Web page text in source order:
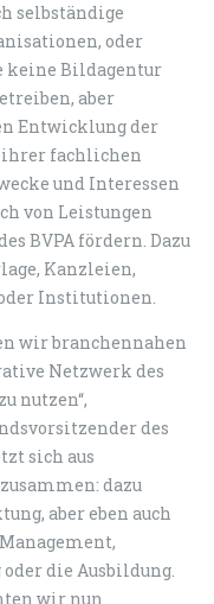
selbständige
oder
keine Bildagentur
aber
Entwicklung der
ihrer fachlichen
und Interessen
von Leistungen
BVPA fördern. Dazu
Kanzleien,
Institutionen.
wir branchennahen
Netzwerk des
nutzen“,
des
sich aus
dazu
aber eben auch
die Ausbildung.
wir nun